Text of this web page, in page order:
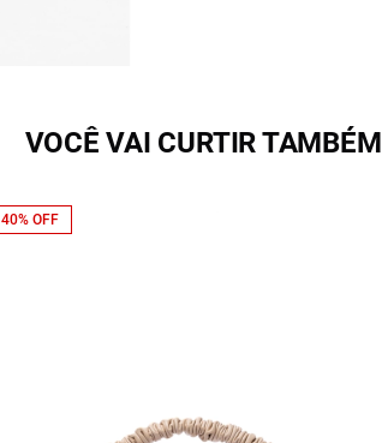
VOCÊ VAI CURTIR TAMBÉM
40% OFF